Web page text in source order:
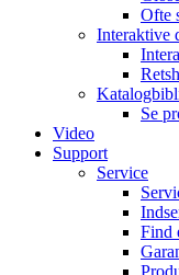
Ofte
Interaktive
Se
Video
Support
Service
Find